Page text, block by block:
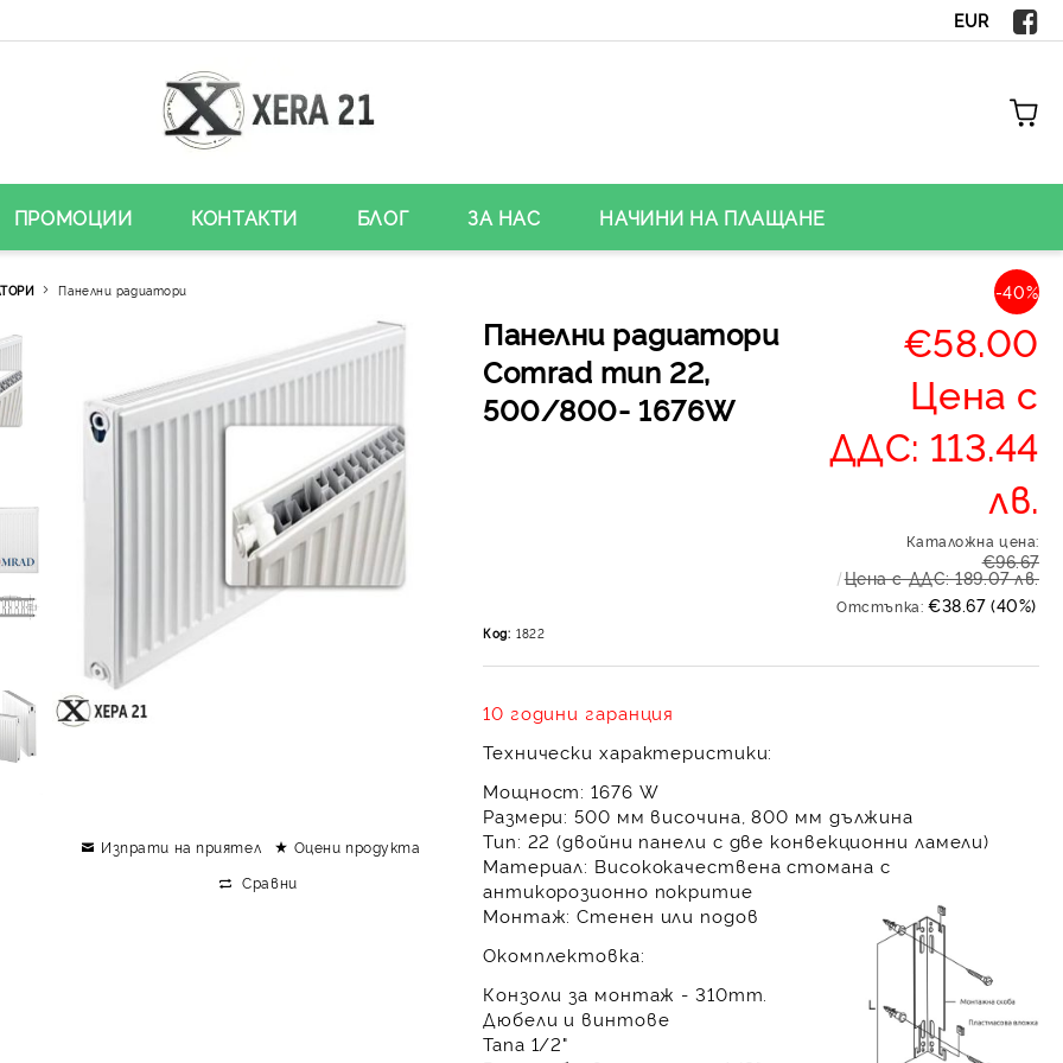
EUR
ПРОМОЦИИ КОНТАКТИ БЛОГ ЗА НАС НАЧИНИ НА ПЛАЩАНЕ
Панелни радиатори
Панелни радиатори
Comrad тип 22,
500/800- 1676W
-40%
€58.00
Цена с
ДДС: 113.44
лв.
Каталожна цена:
€96.67
Цена с ДДС: 189.07 лв.
Отстъпка: €38.67 (40%)
Код: 1822
10 години гаранция
Технически характеристики:
Мощност: 1676 W
Размери: 500 мм височина, 800 мм дължина
Тип: 22 (двойни панели с две конвекционни ламели)
Материал: Висококачествена стомана с
антикорозионно покритие
Монтаж: Стенен или подов
Окомплектовка:
Конзоли за монтаж - 310mm.
Дюбели и винтове
Тапа 1/2"
Изпрати на приятел
Оцени продукта
Сравни